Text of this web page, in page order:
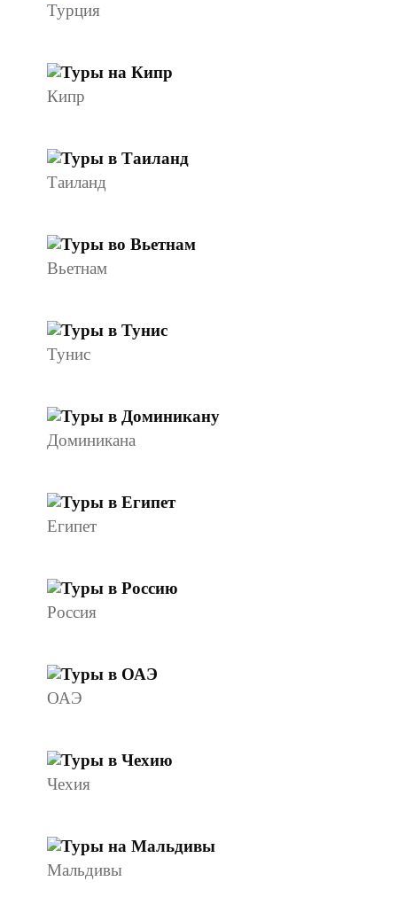
Турция
Кипр
Таиланд
Вьетнам
Тунис
Доминикана
Египет
Россия
ОАЭ
Чехия
Мальдивы